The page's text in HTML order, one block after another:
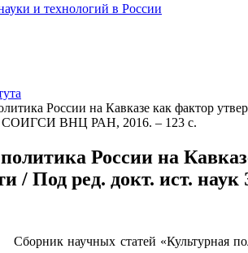
и технологий в России
России на Кавказе как фактор
СОИГСИ ВНЦ РАН, 2016. – 123 с.
России на
/ Под ред. докт. ист.
Сборник научных статей «Культурная